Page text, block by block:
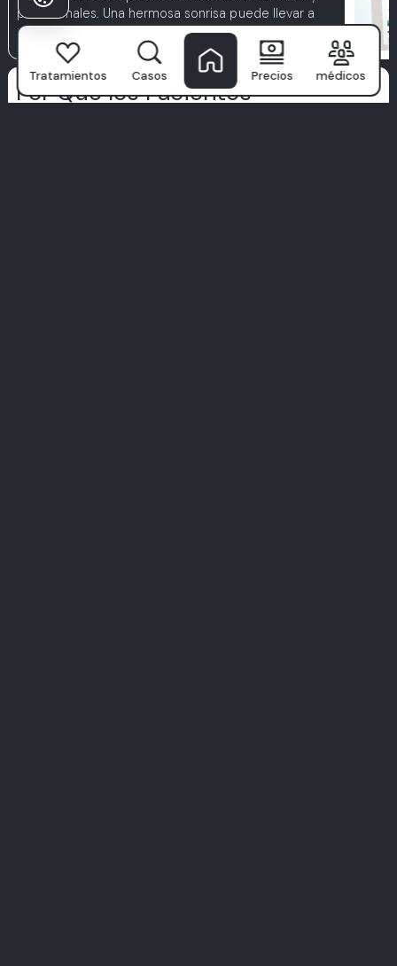
profesionales. Una hermosa sonrisa puede llevar a
una mejor autoestima, mejores relaciones y una
perspectiva de vida más positiva.
Por Qué los Pacientes
Tratamientos Casos Precios médicos